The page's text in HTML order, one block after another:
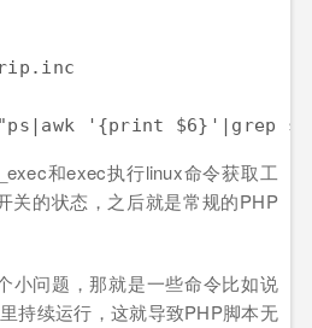
和exec执行linux命令获取工
关的状态，之后就是常规的PHP
小问题，那就是一些命令比如说
持续运行，这就导致PHP脚本无